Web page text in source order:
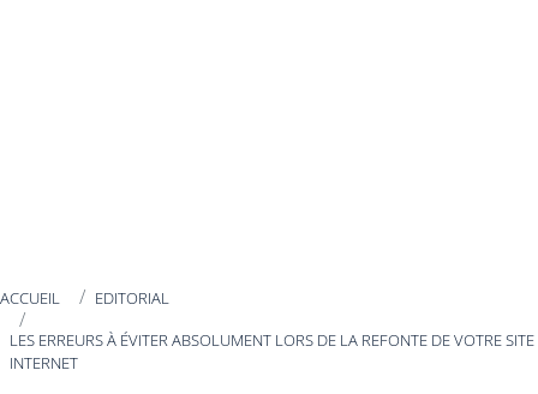
ACCUEIL
EDITORIAL
LES ERREURS À ÉVITER ABSOLUMENT LORS DE LA REFONTE DE VOTRE SITE
INTERNET